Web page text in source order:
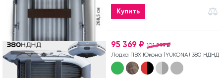
Купить
101 299 ₽
95 369 ₽
Лодка ПВХ Юкона (YUKONA) 380 НДНД